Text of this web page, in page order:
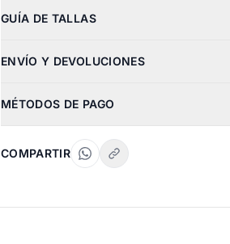
GUÍA DE TALLAS
ENVÍO Y DEVOLUCIONES
MÉTODOS DE PAGO
COMPARTIR